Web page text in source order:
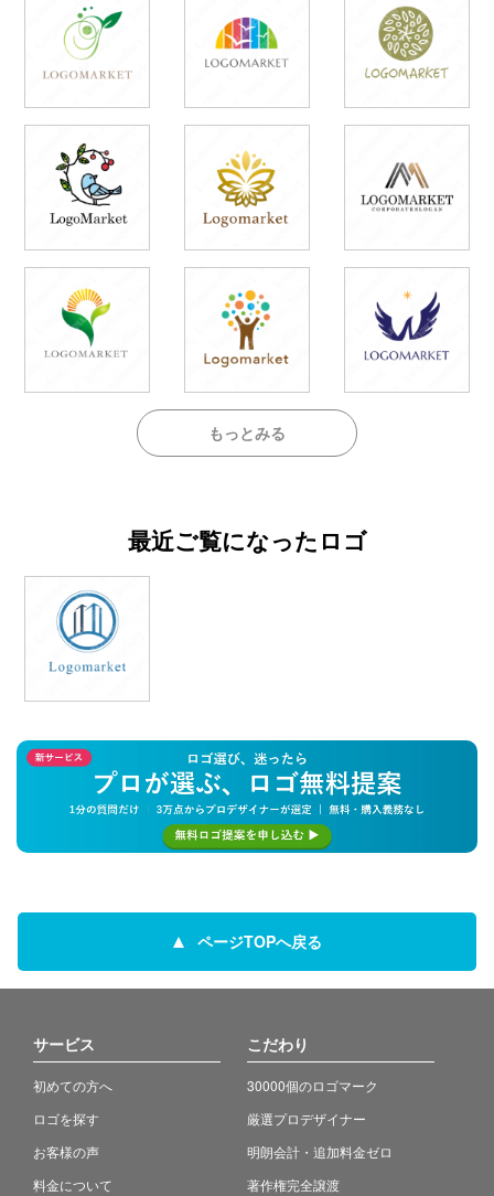
もっとみる
最近ご覧になったロゴ
ページTOPへ戻る
サービス
初めての方へ
ロゴを探す
お客様の声
料金について
こだわり
30000個のロゴマーク
厳選プロデザイナー
明朗会計・追加料金ゼロ
著作権完全譲渡